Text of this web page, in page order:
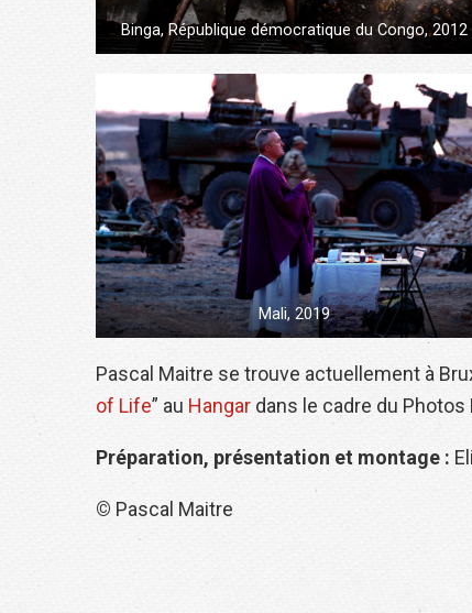
Binga, République démocratique du Congo, 2012
Mali, 2019
Pascal Maitre se trouve actuellement à
of Life” au Hangar dans le cadre du
Préparation, présentation et montage :
© Pascal Maitre